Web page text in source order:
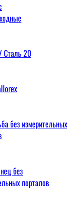
Cталь 20
без измерительных
без
порталов